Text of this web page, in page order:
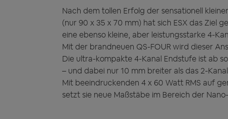
Nach dem tollen Erfolg der sensationell
(nur 90 x 35 x 70 mm) hat sich ESX das Ziel
eine ebenso kleine, aber leistungsstarke 4-
Mit der brandneuen QS-FOUR wird dieser
Die ultra-kompakte 4-Kanal Endstufe ist ab
– und dabei nur 10 mm breiter als das 2-
Mit beeindruckenden 4 x 60 Watt RMS auf
setzt sie neue Maßstäbe im Bereich der